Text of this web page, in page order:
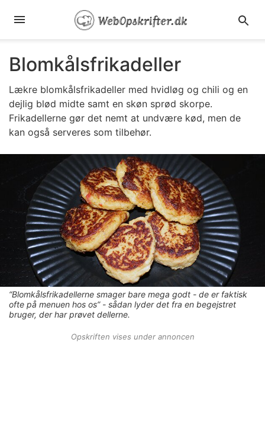
Blomkålsfrikadeller
Lækre blomkålsfrikadeller med hvidløg og chili og en
dejlig blød midte samt en skøn sprød skorpe.
Frikadellerne gør det nemt at undvære kød, men de
kan også serveres som tilbehør.
“Blomkålsfrikadellerne smager bare mega godt - de er faktisk
ofte på menuen hos os” - sådan lyder det fra en begejstret
bruger, der har prøvet dellerne.
Opskriften vises under annoncen